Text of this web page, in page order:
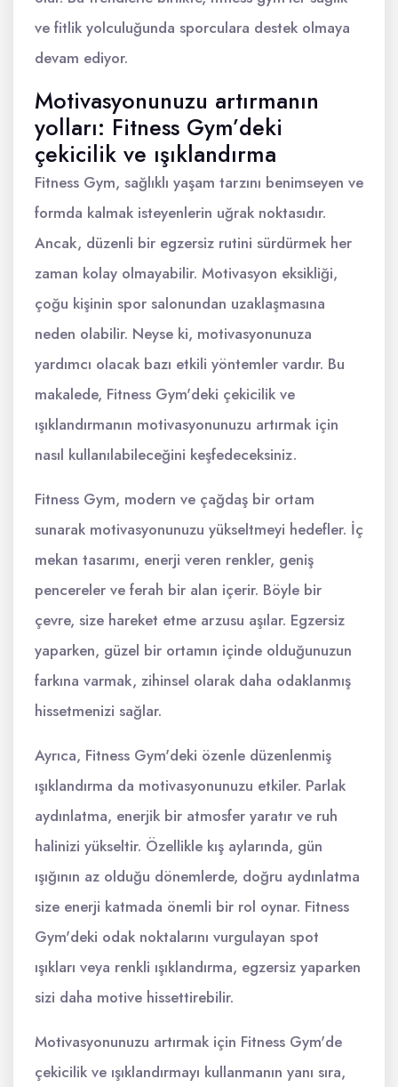
ve fitlik yolculuğunda sporculara destek olmaya
devam ediyor.
Motivasyonunuzu artırmanın
yolları: Fitness Gym’deki
çekicilik ve ışıklandırma
Fitness Gym, sağlıklı yaşam tarzını benimseyen ve
formda kalmak isteyenlerin uğrak noktasıdır.
Ancak, düzenli bir egzersiz rutini sürdürmek her
zaman kolay olmayabilir. Motivasyon eksikliği,
çoğu kişinin spor salonundan uzaklaşmasına
neden olabilir. Neyse ki, motivasyonunuza
yardımcı olacak bazı etkili yöntemler vardır. Bu
makalede, Fitness Gym'deki çekicilik ve
ışıklandırmanın motivasyonunuzu artırmak için
nasıl kullanılabileceğini keşfedeceksiniz.
Fitness Gym, modern ve çağdaş bir ortam
sunarak motivasyonunuzu yükseltmeyi hedefler. İç
mekan tasarımı, enerji veren renkler, geniş
pencereler ve ferah bir alan içerir. Böyle bir
çevre, size hareket etme arzusu aşılar. Egzersiz
yaparken, güzel bir ortamın içinde olduğunuzun
farkına varmak, zihinsel olarak daha odaklanmış
hissetmenizi sağlar.
Ayrıca, Fitness Gym'deki özenle düzenlenmiş
ışıklandırma da motivasyonunuzu etkiler. Parlak
aydınlatma, enerjik bir atmosfer yaratır ve ruh
halinizi yükseltir. Özellikle kış aylarında, gün
ışığının az olduğu dönemlerde, doğru aydınlatma
size enerji katmada önemli bir rol oynar. Fitness
Gym'deki odak noktalarını vurgulayan spot
ışıkları veya renkli ışıklandırma, egzersiz yaparken
sizi daha motive hissettirebilir.
Motivasyonunuzu artırmak için Fitness Gym'de
çekicilik ve ışıklandırmayı kullanmanın yanı sıra,